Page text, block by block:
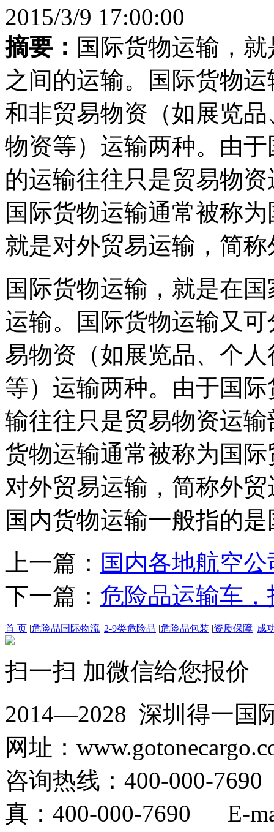
2015/3/9 17:00:00
摘要： 国际货物运输，
之间的运输。国际货物
和非贸易物资（如展览
物资等）运输两种。由
的运输往往只是贸易物
国际货物运输通常被称
就是对外贸易运输，简
国际货物运输，就是在
运输。国际货物运输又
易物资（如展览品、个
等）运输两种。由于国
输往往只是贸易物资运
货物运输通常被称为国
对外贸易运输，简称外贸
国内货物运输一般指的
上一篇： 国内各地航空
下一篇： 危险品运输车
首 页 |危险品国际物流 |2-9类危险品 |危险品包装 |资质保障 |成
扫一扫 加微信给您报价
2014—2028 深圳得一国
网址：
咨询热线：400-000-
真：400-000-7690 E-